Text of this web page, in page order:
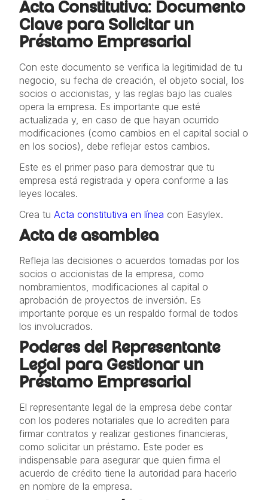
Acta Constitutiva: Documento
Clave para Solicitar un
Préstamo Empresarial
Con este documento se verifica la legitimidad de tu
negocio, su fecha de creación, el objeto social, los
socios o accionistas, y las reglas bajo las cuales
opera la empresa. Es importante que esté
actualizada y, en caso de que hayan ocurrido
modificaciones (como cambios en el capital social o
en los socios), debe reflejar estos cambios.
Este es el primer paso para demostrar que tu
empresa está registrada y opera conforme a las
leyes locales.
Crea tu Acta constitutiva en línea con Easylex.
Acta de asamblea
Refleja las decisiones o acuerdos tomadas por los
socios o accionistas de la empresa, como
nombramientos, modificaciones al capital o
aprobación de proyectos de inversión. Es
importante porque es un respaldo formal de todos
los involucrados.
Poderes del Representante
Legal para Gestionar un
Préstamo Empresarial
El representante legal de la empresa debe contar
con los poderes notariales que lo acrediten para
firmar contratos y realizar gestiones financieras,
como solicitar un préstamo. Este poder es
indispensable para asegurar que quien firma el
acuerdo de crédito tiene la autoridad para hacerlo
en nombre de la empresa.